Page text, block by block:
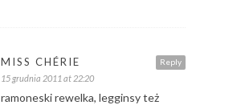
Reply
MISS CHÉRIE
15 grudnia 2011 at 22:20
ramoneski rewelka, legginsy też